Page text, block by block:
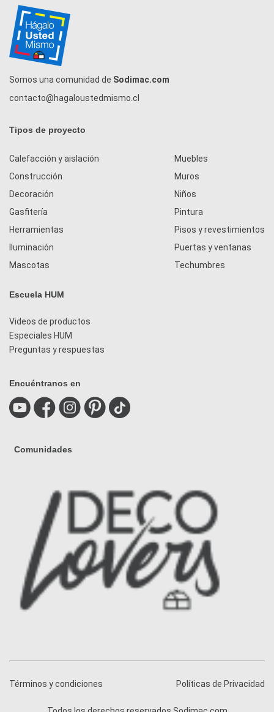
Somos una comunidad de Sodimac.com
contacto@hagaloustedmismo.cl
Tipos de proyecto
Calefacción y aislación
Construcción
Decoración
Gasfitería
Herramientas
Iluminación
Mascotas
Muebles
Muros
Niños
Pintura
Pisos y revestimientos
Puertas y ventanas
Techumbres
Escuela HUM
Videos de productos
Especiales HUM
Preguntas y respuestas
Encuéntranos en
Comunidades
Términos y condiciones Políticas de Privacidad